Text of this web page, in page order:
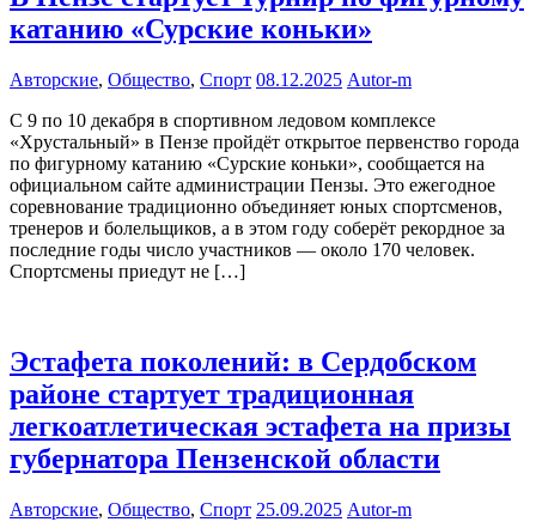
катанию «Сурские коньки»
Авторские, Общество, Спорт 08.12.2025 Autor-m
С 9 по 10 декабря в спортивном ледовом комплексе
«Хрустальный» в Пензе пройдёт открытое первенство города
по фигурному катанию «Сурские коньки», сообщается на
официальном сайте администрации Пензы. Это ежегодное
соревнование традиционно объединяет юных спортсменов,
тренеров и болельщиков, а в этом году соберёт рекордное за
последние годы число участников — около 170 человек.
Спортсмены приедут не […]
Эстафета поколений: в Сердобском
районе стартует традиционная
легкоатлетическая эстафета на призы
губернатора Пензенской области
Авторские, Общество, Спорт 25.09.2025 Autor-m